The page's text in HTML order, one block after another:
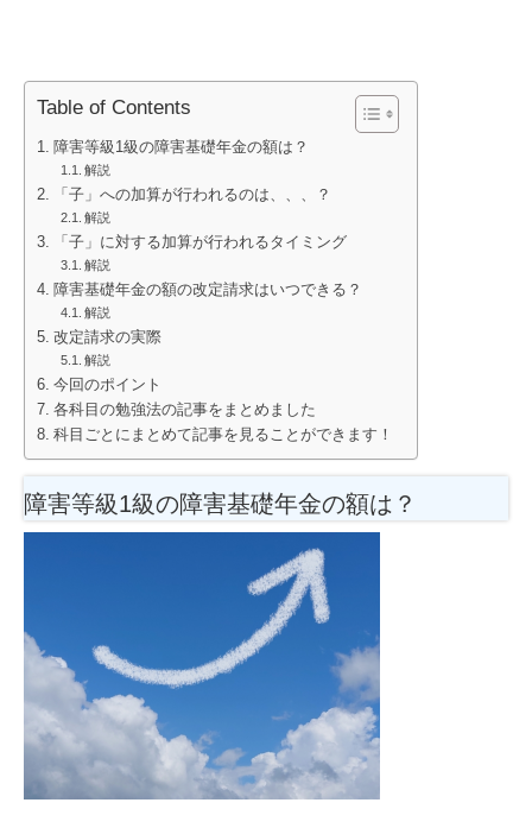
Table of Contents
障害等級1級の障害基礎年金の額は？
解説
「子」への加算が行われるのは、、、？
解説
「子」に対する加算が行われるタイミング
解説
障害基礎年金の額の改定請求はいつできる？
解説
改定請求の実際
解説
今回のポイント
各科目の勉強法の記事をまとめました
科目ごとにまとめて記事を見ることができます！
障害等級1級の障害基礎年金の額は？